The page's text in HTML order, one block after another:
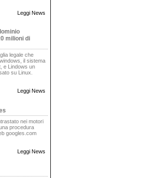
Leggi News
milioni di
legale che
il sistema
e Lindows un
su Linux.
Leggi News
nei motori
procedura
googles.com
Leggi News